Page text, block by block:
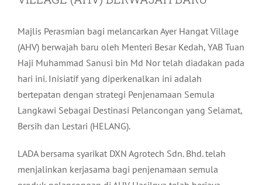
Majlis Perasmian bagi melancarkan Ayer Hangat Village
(AHV) berwajah baru oleh Menteri Besar Kedah, YAB Tuan
Haji Muhammad Sanusi bin Md Nor telah diadakan pada
hari ini. Inisiatif yang diperkenalkan ini adalah
bertepatan dengan strategi Penjenamaan Semula
Langkawi Sebagai Destinasi Pelancongan yang Selamat,
Bersih dan Lestari (HELANG).
LADA bersama syarikat DXN Agrotech Sdn. Bhd. telah
menjalinkan kerjasama bagi penjenamaan semula